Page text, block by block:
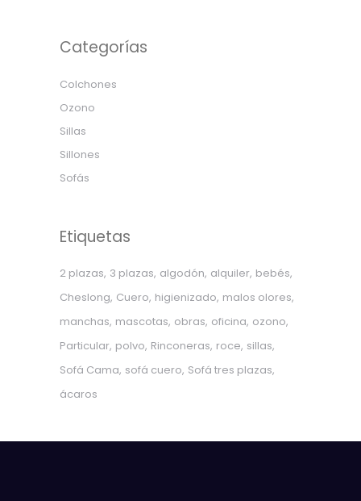
Categorías
Colchones
Ozono
Sillas
Sillones
Sofás
Etiquetas
2 plazas 3 plazas algodón alquiler bebés
Cheslong Cuero higienizado malos olores
manchas mascotas obras oficina ozono
Particular polvo Rinconeras roce sillas
Sofá Cama sofá cuero Sofá tres plazas
ácaros